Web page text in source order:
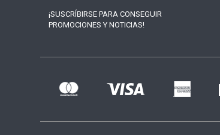
¡SUSCRÍBIRSE PARA CONSEGUIR
PROMOCIONES Y NOTICIAS!